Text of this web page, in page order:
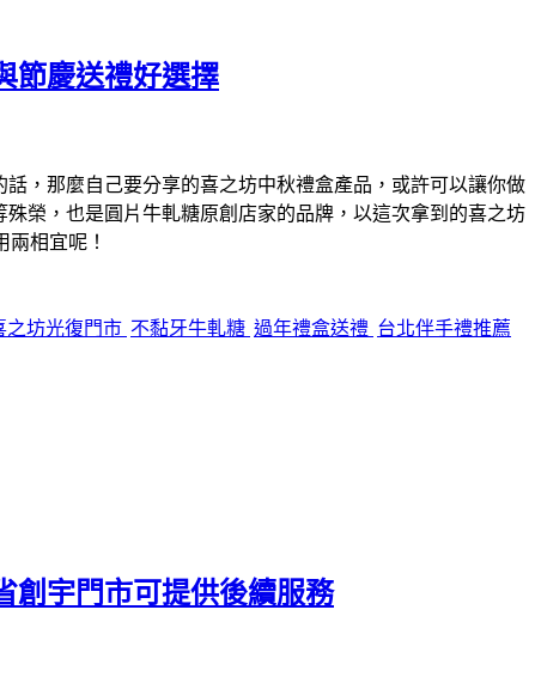
節慶送禮好選擇
，那麼自己要分享的喜之坊中秋禮盒產品，或許可以讓你做
榮，也是圓片牛軋糖原創店家的品牌，以這次拿到的喜之坊
相宜呢！
之坊光復門市 不黏牙牛軋糖 過年禮盒送禮 台北伴手禮推薦
創宇門市可提供後續服務